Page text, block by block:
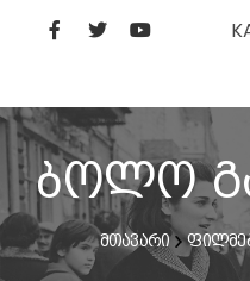
ბოლო
მთავარი